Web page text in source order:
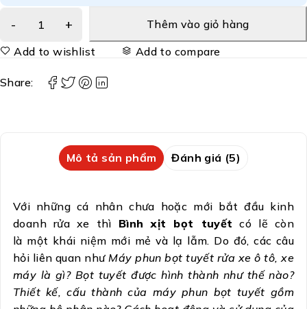
Thêm vào giỏ hàng
Add to wishlist
Add to compare
Share:
Mô tả sản phẩm Đánh giá (5)
Với những cá nhân chưa hoặc mới bắt đầu kinh
doanh rửa xe thì Bình xịt bọt tuyết có lẽ còn
là một khái niệm mới mẻ và lạ lẫm. Do đó, các câu
hỏi liên quan nhưMáy phun bọt tuyết rửa xe ô tô, xe
máy là gì? Bọt tuyết được hình thành như thế nào?
Thiết kế, cấu thành của máy phun bọt tuyết gồm